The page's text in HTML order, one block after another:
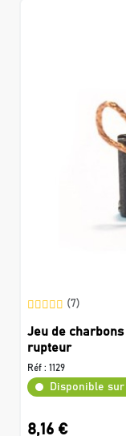
(7)
Jeu de charbons
rupteur
Réf : 1129
Disponible
8,16 €